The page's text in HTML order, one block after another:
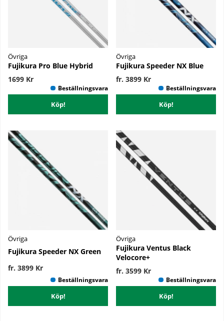
Övriga
Fujikura Pro Blue Hybrid
1699 Kr
Köp!
Övriga
Fujikura Speeder NX Blue
fr. 3899 Kr
Köp!
Övriga
Fujikura Speeder NX Green
fr. 3899 Kr
Köp!
Övriga
Fujikura Ventus Black
Velocore+
fr. 3599 Kr
Köp!